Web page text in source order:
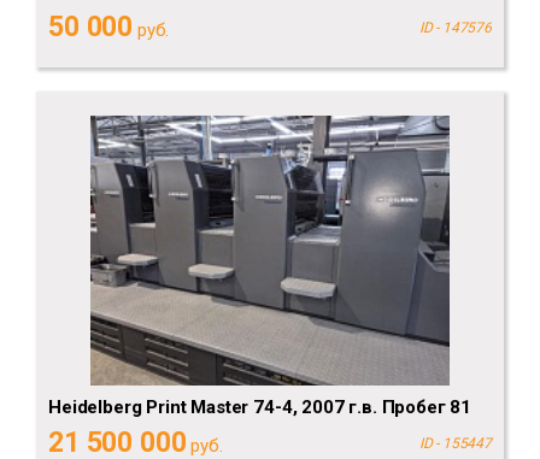
50 000 руб. ID - 147576
Heidelberg Print Master 74-4, 2007 г.в. Пробег 81
21 500 000 руб. ID - 155447